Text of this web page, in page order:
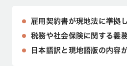
雇用契約書が現地法に準拠
税務や社会保険に関する義
日本語訳と現地語版の内容